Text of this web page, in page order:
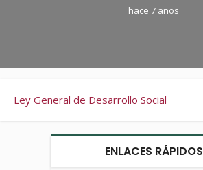
hace 7 años
Ley General de Desarrollo Social
ENLACES RÁPIDOS